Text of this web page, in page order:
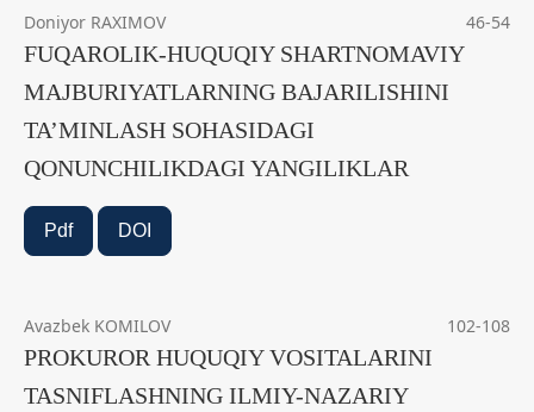
Doniyor RAXIMOV 46-54
FUQAROLIK-HUQUQIY SHARTNOMAVIY
MAJBURIYATLARNING BAJARILISHINI
TA’MINLASH SOHASIDAGI
QONUNCHILIKDAGI YANGILIKLAR
Pdf DOI
Avazbek KOMILOV 102-108
PROKUROR HUQUQIY VOSITALARINI
TASNIFLASHNING ILMIY-NAZARIY